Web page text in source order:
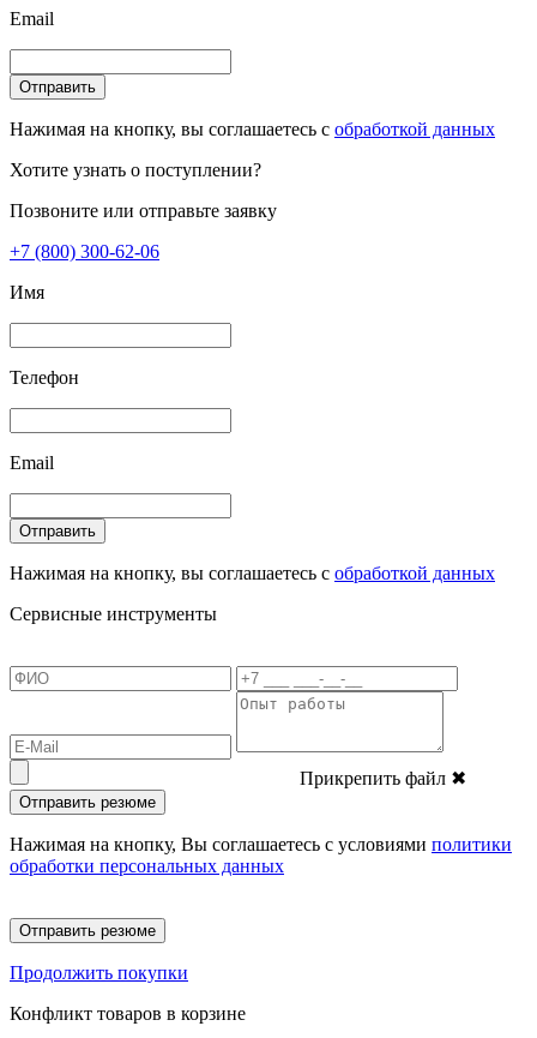
Email
Отправить
Нажимая на кнопку, вы соглашаетесь с обработкой данных
Хотите узнать о поступлении?
Позвоните или отправьте заявку
+7 (800) 300-62-06
Имя
Телефон
Email
Отправить
Нажимая на кнопку, вы соглашаетесь с обработкой данных
Сервисные инструменты
Прикрепить файл ✖
Отправить резюме
Нажимая на кнопку, Вы соглашаетесь с условиями политики
обработки персональных данных
Отправить резюме
Продолжить покупки
Конфликт товаров в корзине